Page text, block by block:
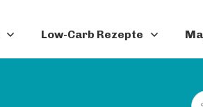
Low-Carb Rezepte